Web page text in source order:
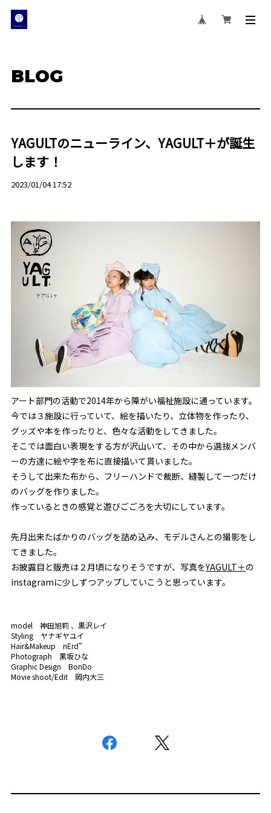
BLOG
YAGULTのニューライン、YAGULT＋が誕生
します！
2023/01/04 17:52
アート部門の活動で2014年から障がい福祉施設に通っています。
今では３施設に行っていて、絵を描いたり、立体物を作ったり、
グッズや本を作ったりと、色々な活動をしてきました。
そこでは面白い表現をする方が沢山いて、その中から選抜メンバ
ーの方達に絵や字を布に直接描いて貰いました。
そうして出来た布から、フリーハンドで裁断、縫製して一つだけ
のバッグを作りました。
作っているときの感覚と遊びごごろを大切にしています。
先月出来たばかりのバッグを詰め込み、モデルさんとの撮影をし
てきました。
お披露目と販売は２月頃になりそうですが、写真をYAGULT＋の
instagramに少しずつアップしていこうと思っています。
model 神田旭莉 、黒沢レイ
Stylingヤナギヤユイ
Hair&Makeup
nErd"
Photograph 黒坂ひな
Graphic Design
BonDo
Movie shoot/Edit岡内大三